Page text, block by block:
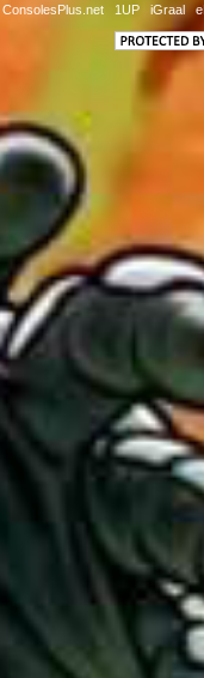
+ RENDEZ-VOUS AU
ConsolesPlus.net 1UP iGraal